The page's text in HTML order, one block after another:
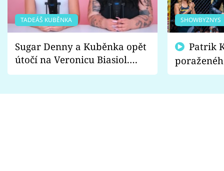
TADEÁŠ KUBĚNKA
Sugar Denny a Kuběnka opět
útočí na Veronicu Biasiol.
Proč je podle nich falešná a
SHOWBYZNYS
fanoušci